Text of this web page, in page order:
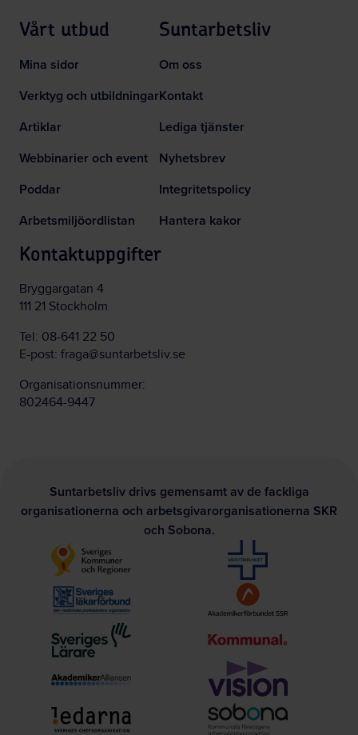
Vårt utbud
Mina sidor
Verktyg och utbildningar
Artiklar
Webbinarier och event
Poddar
Arbetsmiljöordlistan
Suntarbetsliv
Om oss
Kontakt
Lediga tjänster
Nyhetsbrev
Integritetspolicy
Hantera kakor
Kontaktuppgifter
Bryggargatan 4
111 21 Stockholm
Tel: 08-641 22 50
E-post: fraga@suntarbetsliv.se
Organisationsnummer:
802464-9447
Suntarbetsliv drivs gemensamt av de fackliga
organisationerna och arbetsgivarorganisationerna SKR
och Sobona.